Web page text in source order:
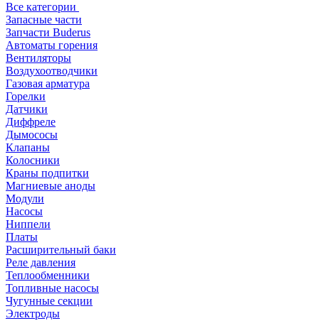
Все категории
Запасные части
Запчасти Buderus
Автоматы горения
Вентиляторы
Воздухоотводчики
Газовая арматура
Горелки
Датчики
Диффреле
Дымососы
Клапаны
Колосники
Краны подпитки
Магниевые аноды
Модули
Насосы
Ниппели
Платы
Расширительный баки
Реле давления
Теплообменники
Топливные насосы
Чугунные секции
Электроды